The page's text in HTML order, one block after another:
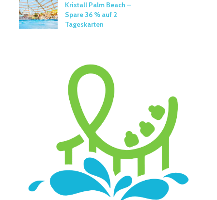
Kristall Palm Beach –
Spare 36 % auf 2
Tageskarten